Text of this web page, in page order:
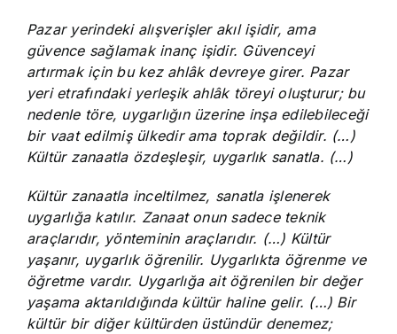
Pazar yerindeki alışverişler akıl işidir, ama
güvence sağlamak inanç işidir. Güvenceyi
artırmak için bu kez ahlâk devreye girer. Pazar
yeri etrafındaki yerleşik ahlâk töreyi oluşturur; bu
nedenle töre, uygarlığın üzerine inşa edilebileceği
bir vaat edilmiş ülkedir ama toprak değildir. (…)
Kültür zanaatla özdeşleşir, uygarlık sanatla. (…)
Kültür zanaatla inceltilmez, sanatla işlenerek
uygarlığa katılır. Zanaat onun sadece teknik
araçlarıdır, yönteminin araçlarıdır. (…) Kültür
yaşanır, uygarlık öğrenilir. Uygarlıkta öğrenme ve
öğretme vardır. Uygarlığa ait öğrenilen bir değer
yaşama aktarıldığında kültür haline gelir. (…) Bir
kültür bir diğer kültürden üstündür denemez;